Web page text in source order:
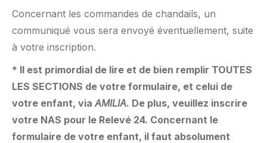
Concernant les commandes de chandails, un
communiqué vous sera envoyé éventuellement, suite
à votre inscription.
* Il est primordial de lire et de bien remplir TOUTES
LES SECTIONS de votre formulaire, et celui de
votre enfant, viaAMILIA. De plus, veuillez inscrire
votre NAS pour le Relevé 24. Concernant le
formulaire de votre enfant, il faut absolument